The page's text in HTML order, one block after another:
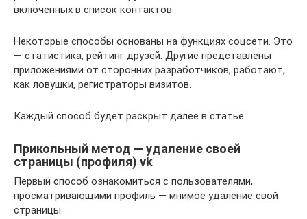
включенных в список контактов.
Некоторые способы основаны на функциях соцсети. Это
— статистика, рейтинг друзей. Другие представлены
приложениями от сторонних разработчиков, работают,
как ловушки, регистраторы визитов.
Каждый способ будет раскрыт далее в статье.
Прикольный метод — удаление своей
страницы (профиля) vk
Первый способ ознакомиться с пользователями,
просматривающими профиль — мнимое удаление свой
страницы.